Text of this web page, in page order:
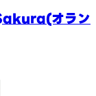
オラン